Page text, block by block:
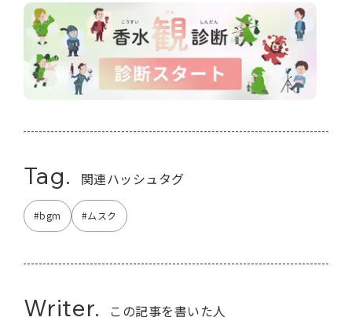
Tag. 関連ハッシュタグ
#bgm #ムスク
Writer. この記事を書いた人